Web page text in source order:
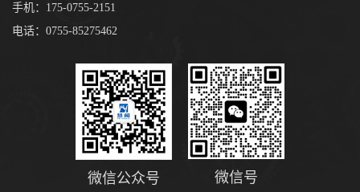
手机：175-0755-2151
电话：0755-85275462
微信公众号 微信号